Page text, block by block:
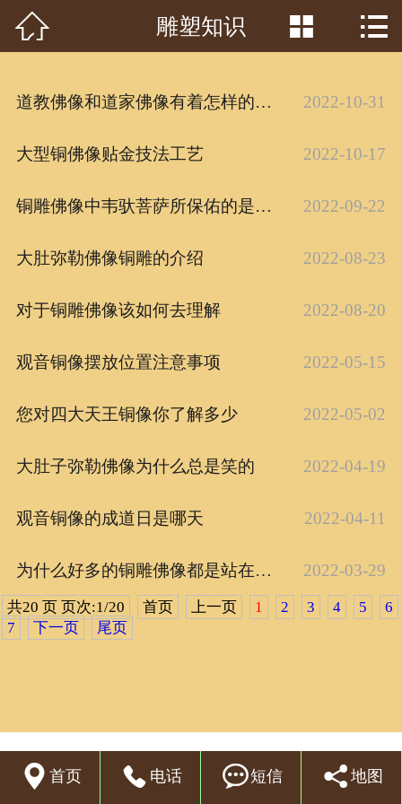
首页
产品中心
客户见证
常识问答
 雕塑知识  
道教佛像和道家佛像有着怎样的区别 2022-10-31
大型铜佛像贴金技法工艺 2022-10-17
铜雕佛像中韦驮菩萨所保佑的是什么 2022-09-22
大肚弥勒佛像铜雕的介绍 2022-08-23
对于铜雕佛像该如何去理解 2022-08-20
观音铜像摆放位置注意事项 2022-05-15
您对四大天王铜像你了解多少 2022-05-02
大肚子弥勒佛像为什么总是笑的 2022-04-19
观音铜像的成道日是哪天 2022-04-11
为什么好多的铜雕佛像都是站在莲花座上呢 2022-03-29
共20 页 页次:1/20 首页 上一页 1 2 3 4 5
6
7
下一页 尾页
 首页  电话 短信  地图